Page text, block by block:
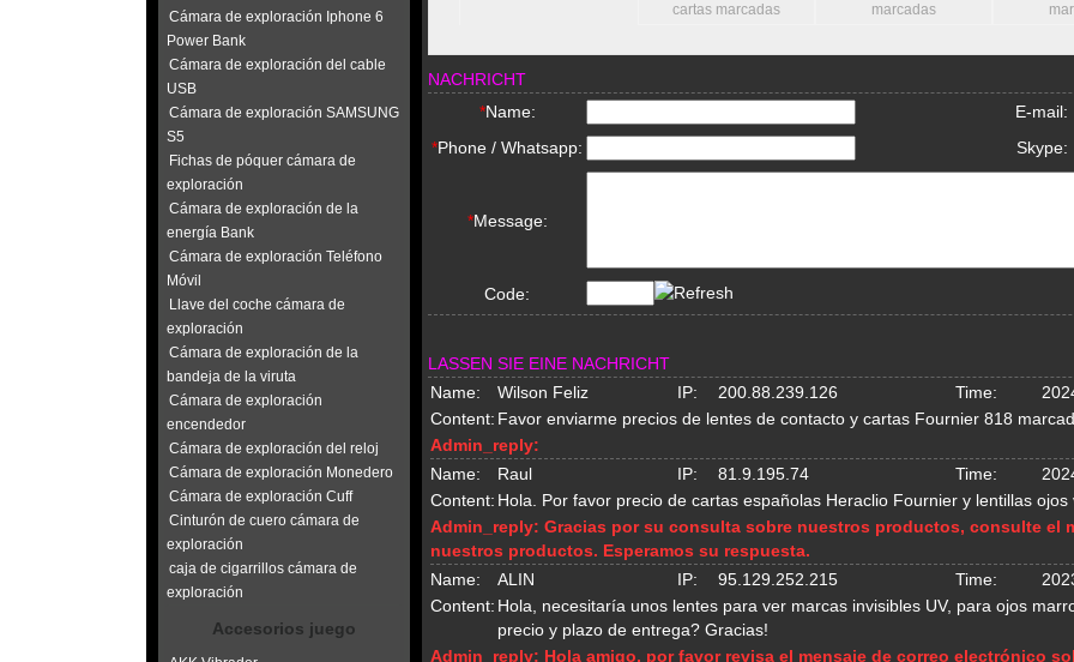
Cámara de exploración Iphone 6
Power Bank
Cámara de exploración del cable
USB
Cámara de exploración SAMSUNG
S5
Fichas de póquer cámara de
exploración
Cámara de exploración de la
energía Bank
Cámara de exploración Teléfono
Móvil
Llave del coche cámara de
exploración
Cámara de exploración de la
bandeja de la viruta
Cámara de exploración
encendedor
Cámara de exploración del reloj
Cámara de exploración Monedero
Cámara de exploración Cuff
Cinturón de cuero cámara de
exploración
caja de cigarrillos cámara de
exploración
Accesorios juego
marcadas
cartas marcadas
marcadas
NACHRICHT
*Name:
E-mail:
*Phone / Whatsapp: Skype:
*Message:
Code:
LASSEN SIE EINE NACHRICHT
Name:
Wilson Feliz IP: 200.88.239.126 Time:
Content: Favor enviarme precios de lentes de contacto y cartas Fournier 818
Admin_reply:
Name:
Raul IP: 81.9.195.74 Time:
Content: Hola. Por favor precio de cartas españolas Heraclio Fournier y lentillas
Admin_reply: Gracias por su consulta sobre nuestros productos, consulte el
nuestros productos. Esperamos su respuesta.
Name:
ALIN IP: 95.129.252.215 Time:
Content: Hola, necesitaría unos lentes para ver marcas invisibles UV, para ojos
precio y plazo de entrega? Gracias!
Admin_reply: Hola amigo, por favor revisa el mensaje de correo electrónico